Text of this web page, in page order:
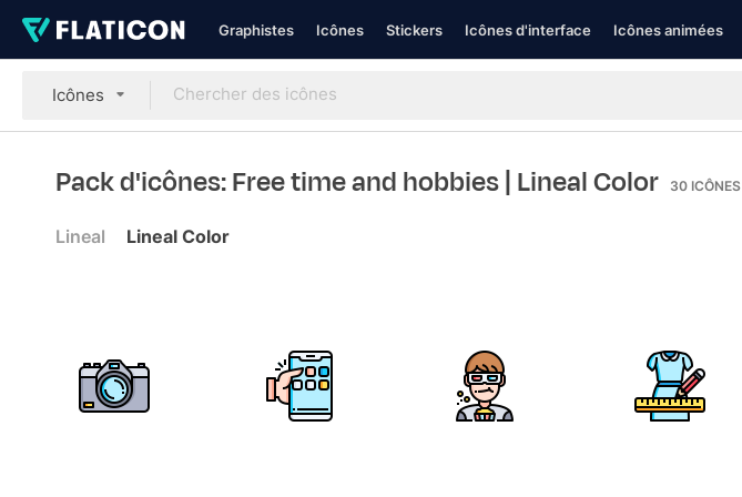
Graphistes Icônes Stickers Icônes d'interface Icônes animées
Icônes
Pack d'icônes: Free time and hobbies| Lineal Color 30 ICÔNES
Lineal Lineal Color